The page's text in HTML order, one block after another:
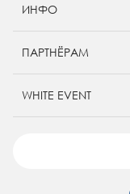
ИНФО
ПАРТНЁРАМ
WHITE EVENT